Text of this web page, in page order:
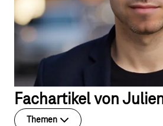
Fachartikel von
Themen